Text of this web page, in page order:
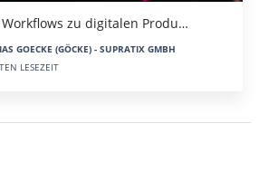
zu digitalen Produ…
GOECKE (GÖCKE) - SUPRATIX GMBH
LESEZEIT